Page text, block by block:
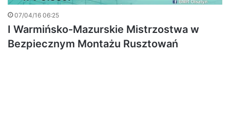
07/04/16 06:25
I Warmińsko-Mazurskie Mistrzostwa w
Bezpiecznym Montażu Rusztowań